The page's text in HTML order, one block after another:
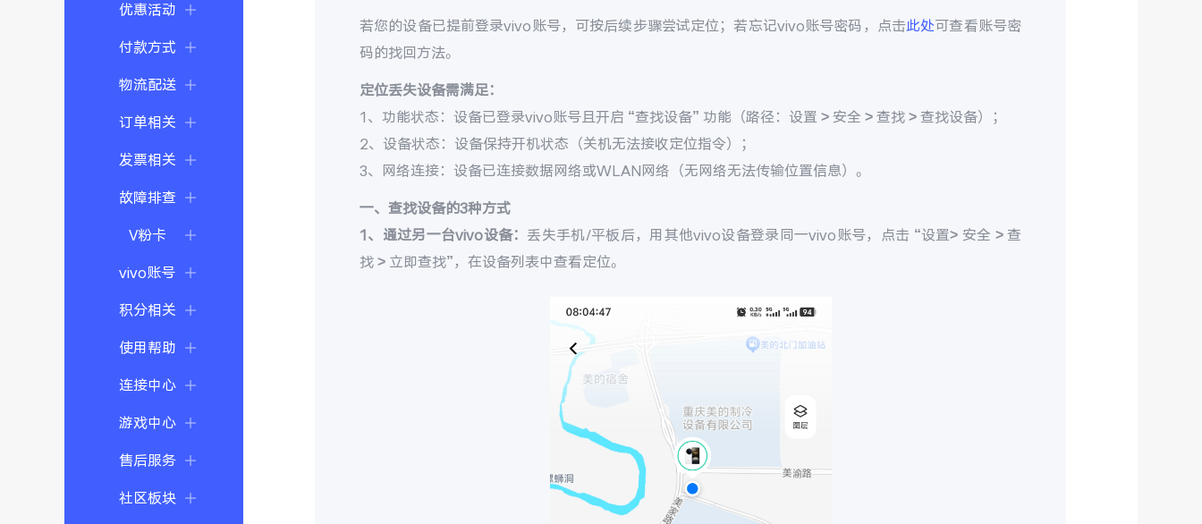
优惠活动
付款方式
物流配送
订单相关
发票相关
故障排查
V粉卡
vivo账号
积分相关
使用帮助
连接中心
游戏中心
售后服务
社区板块
若您的设备已提前登录vivo账号，可按后续步骤尝试定位；若忘记vivo账号密码，点击此处可查看账号密
码的找回方法。
定位丢失设备需满足：
1、功能状态：设备已登录vivo账号且开启 “查找设备” 功能（路径：设置 > 安全 > 查找 > 查找设备）；
2、设备状态：设备保持开机状态（关机无法接收定位指令）；
3、网络连接：设备已连接数据网络或WLAN网络（无网络无法传输位置信息）。
一、查找设备的3种方式
1、通过另一台vivo设备： 丢失手机/平板后，用其他vivo设备登录同一vivo账号，点击 “设置> 安全 > 查
找 > 立即查找”，在设备列表中查看定位。